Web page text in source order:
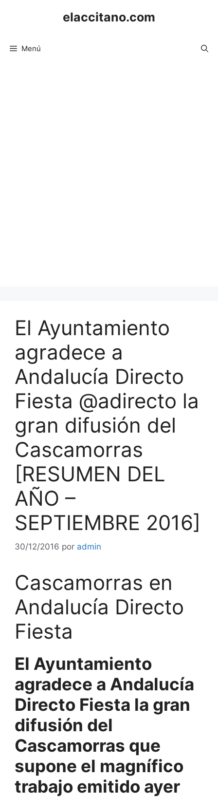
elaccitano.com
Menú
El Ayuntamiento
agradece a
Andalucía Directo
Fiesta @adirecto la
gran difusión del
Cascamorras
[RESUMEN DEL
AÑO –
SEPTIEMBRE 2016]
30/12/2016 por admin
Cascamorras en
Andalucía Directo
Fiesta
El Ayuntamiento
agradece a Andalucía
Directo Fiesta la gran
difusión del
Cascamorras que
supone el magnífico
trabajo emitido ayer